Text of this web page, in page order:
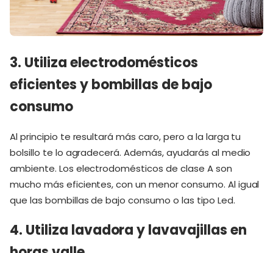
3. Utiliza electrodomésticos
eficientes y bombillas de bajo
consumo
Al principio te resultará más caro, pero a la larga tu
bolsillo te lo agradecerá. Además, ayudarás al medio
ambiente. Los electrodomésticos de clase A son
mucho más eficientes, con un menor consumo. Al igual
que las bombillas de bajo consumo o las tipo Led.
4. Utiliza lavadora y lavavajillas en